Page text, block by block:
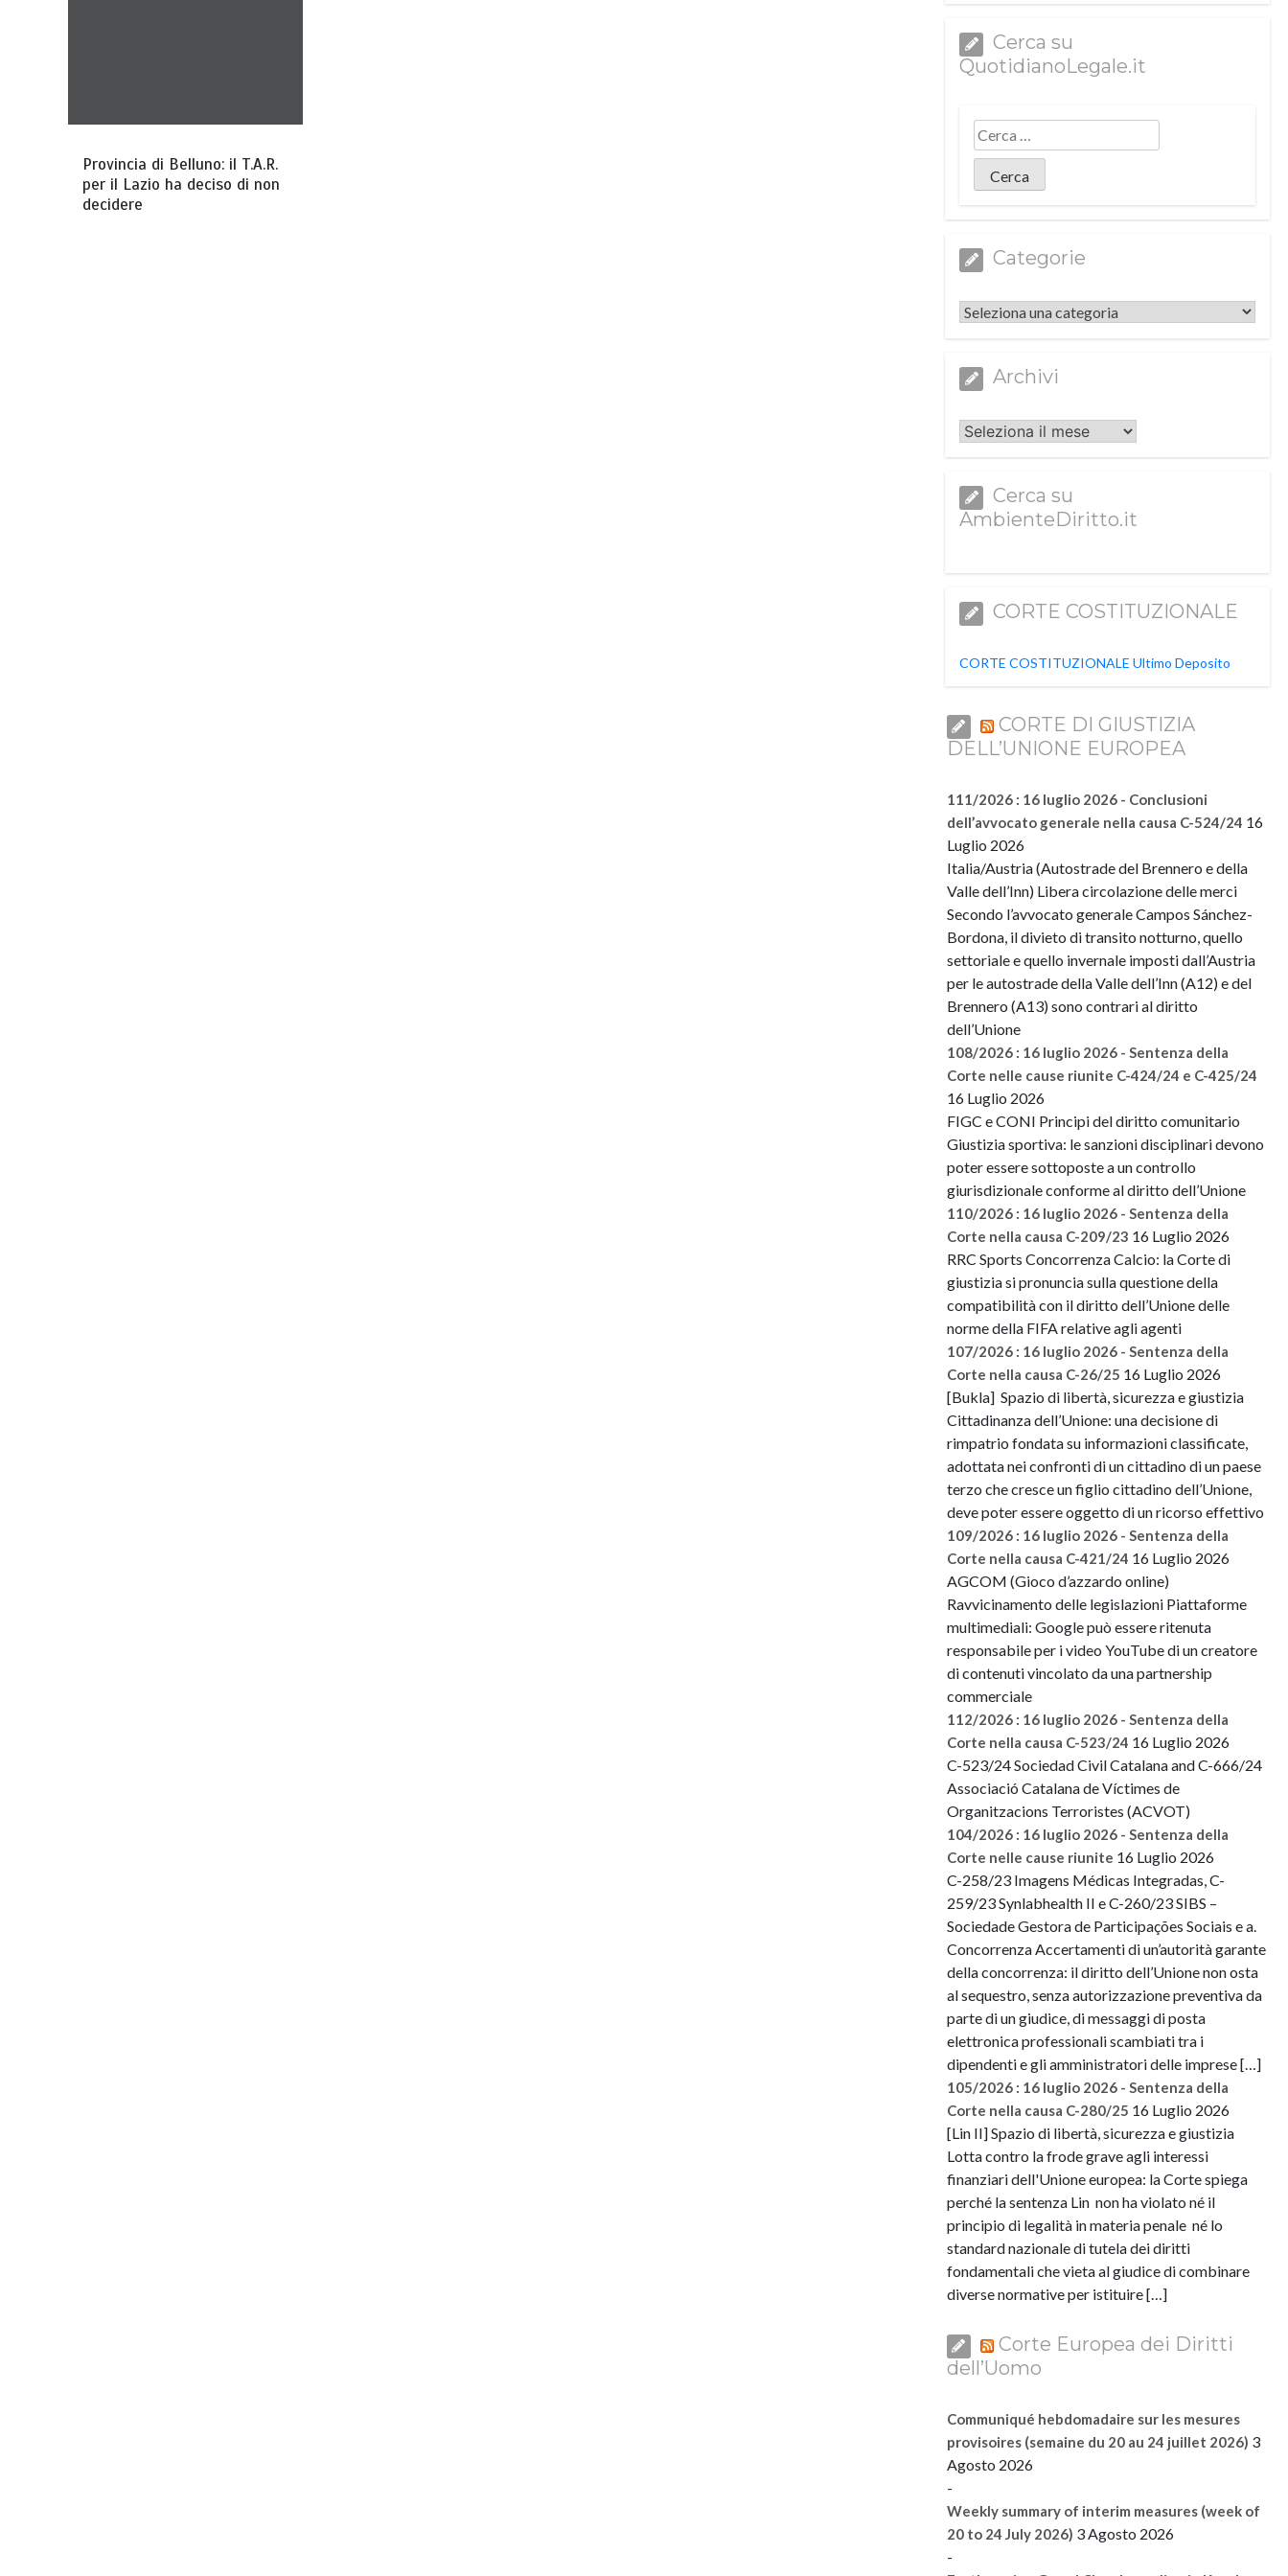
Provincia di Belluno: il T.A.R.
per il Lazio ha deciso di non
decidere
Cerca su
QuotidianoLegale.it
Categorie
Categorie
Archivi
Archivi
Cerca su
AmbienteDiritto.it
CORTE COSTITUZIONALE
CORTE COSTITUZIONALE Ultimo Deposito
CORTE DI GIUSTIZIA
DELL’UNIONE EUROPEA
111/2026 : 16 luglio 2026 - Conclusioni
dell’avvocato generale nella causa C-524/24 16
Luglio 2026
Italia/Austria (Autostrade del Brennero e della
Valle dell’Inn) Libera circolazione delle merci
Secondo l’avvocato generale Campos Sánchez-
Bordona, il divieto di transito notturno, quello
settoriale e quello invernale imposti dall’Austria
per le autostrade della Valle dell’Inn (A12) e del
Brennero (A13) sono contrari al diritto
dell’Unione
108/2026 : 16 luglio 2026 - Sentenza della
Corte nelle cause riunite C-424/24 e C-425/24
16 Luglio 2026
FIGC e CONI Principi del diritto comunitario
Giustizia sportiva: le sanzioni disciplinari devono
poter essere sottoposte a un controllo
giurisdizionale conforme al diritto dell’Unione
110/2026 : 16 luglio 2026 - Sentenza della
Corte nella causa C-209/23 16 Luglio 2026
RRC Sports Concorrenza Calcio: la Corte di
giustizia si pronuncia sulla questione della
compatibilità con il diritto dell’Unione delle
norme della FIFA relative agli agenti
107/2026 : 16 luglio 2026 - Sentenza della
Corte nella causa C-26/25 16 Luglio 2026
[Bukla] Spazio di libertà, sicurezza e giustizia
Cittadinanza dell’Unione: una decisione di
rimpatrio fondata su informazioni classificate,
adottata nei confronti di un cittadino di un paese
terzo che cresce un figlio cittadino dell’Unione,
deve poter essere oggetto di un ricorso effettivo
109/2026 : 16 luglio 2026 - Sentenza della
Corte nella causa C-421/24 16 Luglio 2026
AGCOM (Gioco d’azzardo online)
Ravvicinamento delle legislazioni Piattaforme
multimediali: Google può essere ritenuta
responsabile per i video YouTube di un creatore
di contenuti vincolato da una partnership
commerciale
112/2026 : 16 luglio 2026 - Sentenza della
Corte nella causa C-523/24 16 Luglio 2026
C-523/24 Sociedad Civil Catalana and C-666/24
Associació Catalana de Víctimes de
Organitzacions Terroristes (ACVOT)
104/2026 : 16 luglio 2026 - Sentenza della
Corte nelle cause riunite 16 Luglio 2026
C-258/23 Imagens Médicas Integradas, C-
259/23 Synlabhealth II e C-260/23 SIBS –
Sociedade Gestora de Participações Sociais e a.
Concorrenza Accertamenti di un’autorità garante
della concorrenza: il diritto dell’Unione non osta
al sequestro, senza autorizzazione preventiva da
parte di un giudice, di messaggi di posta
elettronica professionali scambiati tra i
dipendenti e gli amministratori delle imprese […]
105/2026 : 16 luglio 2026 - Sentenza della
Corte nella causa C-280/25 16 Luglio 2026
[Lin II] Spazio di libertà, sicurezza e giustizia
Lotta contro la frode grave agli interessi
finanziari dell'Unione europea: la Corte spiega
perché la sentenza Lin non ha violato né il
principio di legalità in materia penale né lo
standard nazionale di tutela dei diritti
fondamentali che vieta al giudice di combinare
diverse normative per istituire […]
Corte Europea dei Diritti
dell’Uomo
Communiqué hebdomadaire sur les mesures
provisoires (semaine du 20 au 24 juillet 2026) 3
Agosto 2026
-
Weekly summary of interim measures (week of
20 to 24 July 2026) 3 Agosto 2026
-